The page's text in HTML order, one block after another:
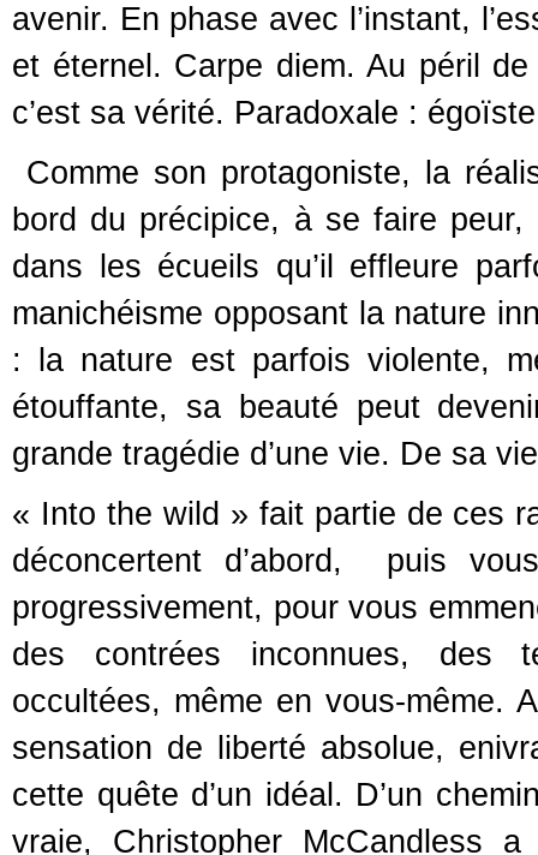
avenir. En phase avec l’instant,
et éternel. Carpe diem. Au péril
c’est sa vérité. Paradoxale :
Comme son protagoniste, la
bord du précipice, à se faire
dans les écueils qu’il effleure
manichéisme opposant la nature
: la nature est parfois violente,
étouffante, sa beauté peut
grande tragédie d’une vie. De sa
« Into the wild » fait partie de ces
déconcertent d’abord, puis
progressivement, pour vous
des contrées inconnues, des
occultées, même en vous-même.
sensation de liberté absolue,
cette quête d’un idéal. D’un
vraie, Christopher McCandless